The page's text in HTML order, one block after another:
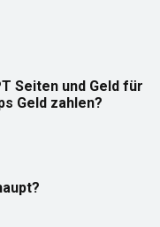
Seiten und Geld für
Geld zahlen?